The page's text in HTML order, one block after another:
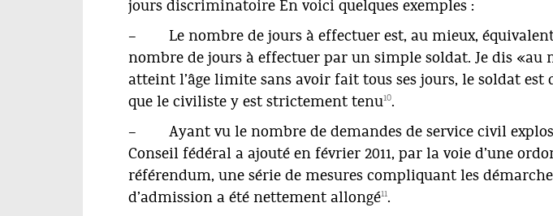
jours discriminatoire En voici quelques exemples :
– Le nombre de jours à effectuer est, au mieux,
nombre de jours à effectuer par un simple soldat. Je dis «au
atteint l’âge limite sans avoir fait tous ses jours, le soldat est
que le civiliste y est strictement tenu10.
– Ayant vu le nombre de demandes de service civil
Conseil fédéral a ajouté en février 2011, par la voie d’une
référendum, une série de mesures compliquant les
d’admission a été nettement allongé11.